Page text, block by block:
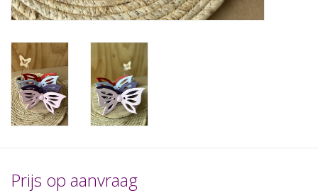
Deutsch
Scandinavië
Prijs op aanvraag